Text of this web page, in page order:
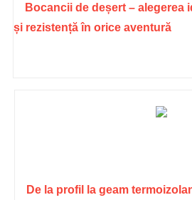
Bocancii de deșert – alegerea
și rezistență în orice aventură
De la profil la geam